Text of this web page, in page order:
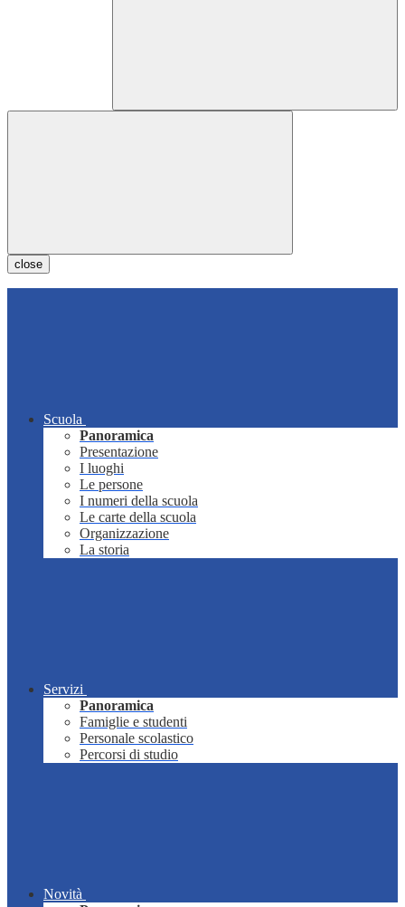
close
Scuola
Panoramica
Presentazione
I luoghi
Le persone
I numeri della scuola
Le carte della scuola
Organizzazione
La storia
Servizi
Panoramica
Famiglie e studenti
Personale scolastico
Percorsi di studio
Novità